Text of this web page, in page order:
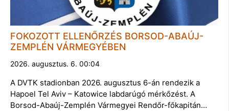
FOKOZOTT ELLENŐRZÉS BORSOD-ABAÚJ-
ZEMPLÉN VÁRMEGYÉBEN
2026. augusztus. 6. 00:04
A DVTK stadionban 2026. augusztus 6-án rendezik a
Hapoel Tel Aviv – Katowice labdarúgó mérkőzést. A
Borsod-Abaúj-Zemplén Vármegyei Rendőr-főkapitán…